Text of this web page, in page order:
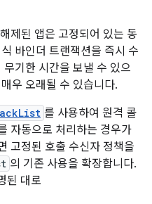
제된 앱은 고정되어 있는 동
바인더 트랜잭션을 즉시 수
기한 시간을 보낼 수 있으
우 오래될 수 있습니다.
를 사용하여 원격 콜
자동으로 처리하는 경우가
고정된 호출 수신자 정책을
의 기존 사용을 확장합니다.
된 대로